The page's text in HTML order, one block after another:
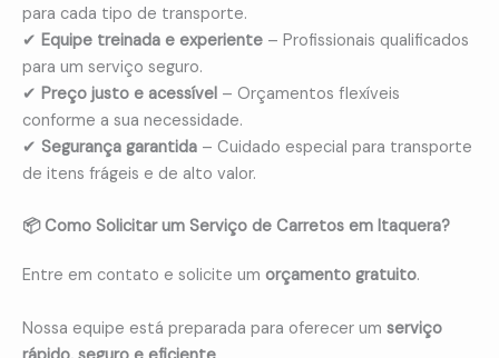
para cada tipo de transporte.
✔ Equipe treinada e experiente – Profissionais qualificados
para um serviço seguro.
✔ Preço justo e acessível – Orçamentos flexíveis
conforme a sua necessidade.
✔ Segurança garantida – Cuidado especial para transporte
de itens frágeis e de alto valor.
📦 Como Solicitar um Serviço de Carretos em Itaquera?
Entre em contato e solicite um orçamento gratuito.
Nossa equipe está preparada para oferecer um serviço